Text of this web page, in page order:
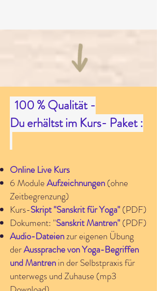
100 % Qualität -
Du erhältst im Kurs- Paket :
Online Live Kurs
6 ModuleAufzeichnungen(ohne
Zeitbegrenzung)
Kurs-Skript "Sanskrit für Yoga"(PDF)
Dokument: "SanskritMantren"(PDF)
Audio-Dateienzur eigenen Übung
derAussprache von Yoga-Begriffen
und Mantrenin der Selbstpraxis für
unterwegs und Zuhause (mp3